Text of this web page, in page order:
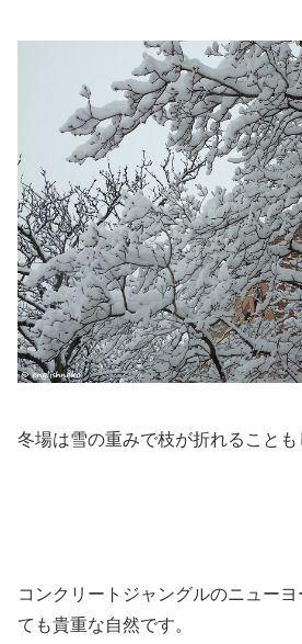
冬場は雪の重みで枝が折れることも
コンクリートジャングルのニュー
ても貴重な自然です。